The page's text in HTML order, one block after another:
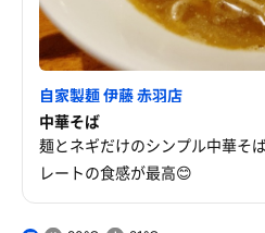
自家製麺 伊藤 赤羽店
中華そば
麺とネギだけのシンプル中華そ
レートの食感が最高😊